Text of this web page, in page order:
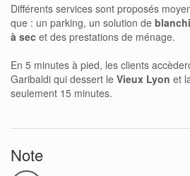
Différents services sont proposés
que : un parking, un solution de
à sec et des prestations de ménage.
En 5 minutes à pied, les clients
Garibaldi qui dessert le Vieux Lyon et
seulement 15 minutes.
Note